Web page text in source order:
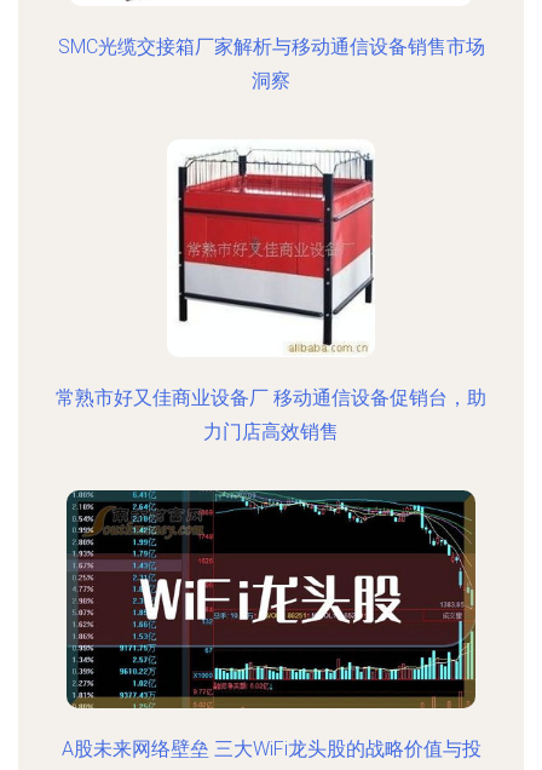
SMC光缆交接箱厂家解析与移动通信设备销售市场
洞察
常熟市好又佳商业设备厂 移动通信设备促销台，助
力门店高效销售
A股未来网络壁垒 三大WiFi龙头股的战略价值与投